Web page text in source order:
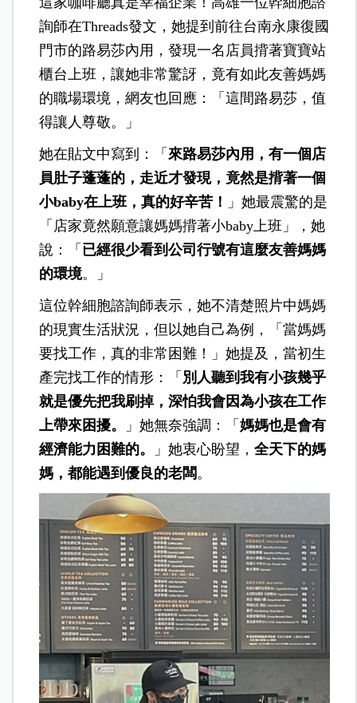
詢師在Threads發文，她提到前往台南永康復國
門市的路易莎內用，發現一名店員揹著寶寶站
櫃台上班，讓她非常驚訝，竟有如此友善媽媽
的職場環境，網友也回應：「這間路易莎，值
得讓人尊敬。」
她在貼文中寫到：「 來路易莎內用，有一個店
員肚子蓬蓬的，走近才發現，竟然是揹著一個
小baby在上班，真的好辛苦！
」她最震驚的是
「店家竟然願意讓媽媽揹著小baby上班」，她
說：「 已經很少看到公司行號有這麼友善媽媽
的環境。」
這位幹細胞諮詢師表示，她不清楚照片中媽媽
的現實生活狀況，但以她自己為例，「當媽媽
要找工作，真的非常困難！」她提及，當初生
產完找工作的情形：「 別人聽到我有小孩幾乎
就是優先把我刷掉，深怕我會因為小孩在工作
上帶來困擾。
」她無奈強調：「媽媽也是會有
經濟能力困難的。
」她衷心盼望，全天下的媽
媽，都能遇到優良的老闆 。